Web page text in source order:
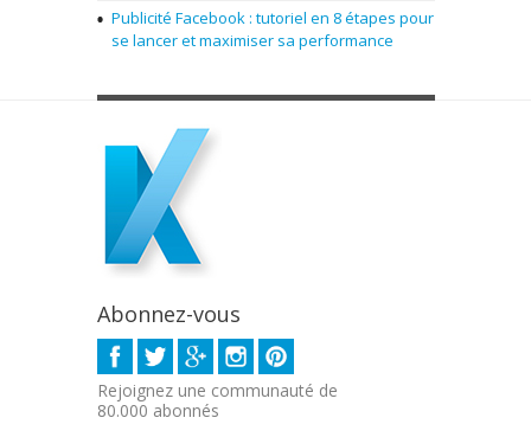
Publicité Facebook : tutoriel en 8 étapes pour
se lancer et maximiser sa performance
Abonnez-vous
Rejoignez une communauté de
80.000 abonnés